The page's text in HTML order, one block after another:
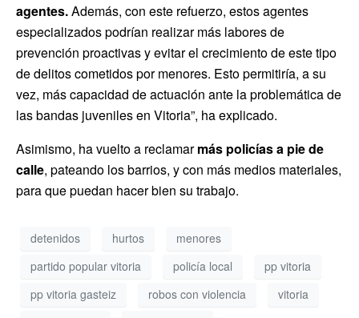
agentes.Además, con este refuerzo, estos agentes
especializados podrían realizar más labores de
prevención proactivas y evitar el crecimiento de este tipo
de delitos cometidos por menores. Esto permitiría, a su
vez, más capacidad de actuación ante la problemática de
las bandas juveniles en Vitoria”, ha explicado.
Asimismo, ha vuelto a reclamarmás policías a pie de
calle, pateando los barrios, y con más medios materiales,
para que puedan hacer bien su trabajo.
detenidos hurtos
menores
partido popular vitoria
policía local
pp vitoria
pp vitoria gasteiz
robos con violencia
vitoria